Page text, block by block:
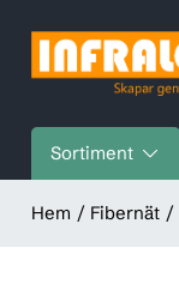
Sortiment
Hem Fibernät